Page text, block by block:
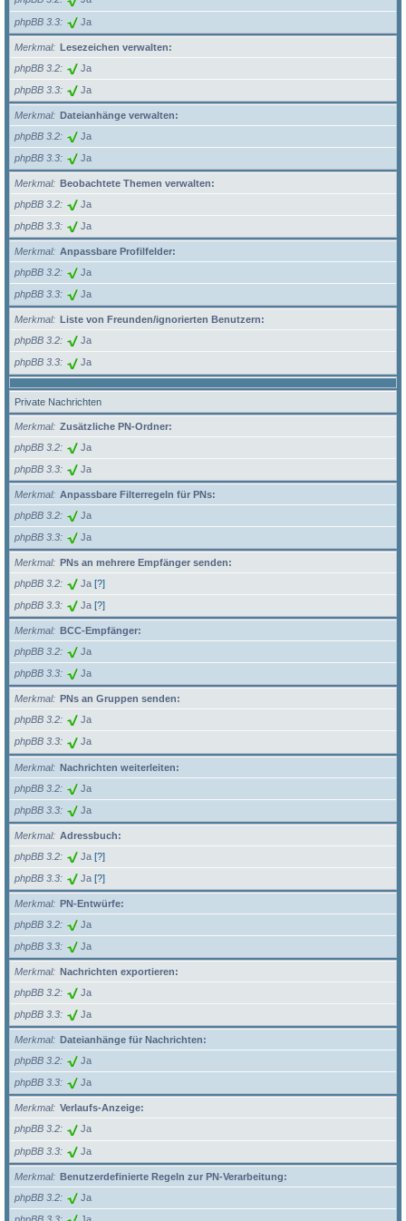
phpBB 3.3 Ja
Merkmal
Lesezeichen verwalten:
phpBB 3.2
Ja
phpBB 3.3 Ja
Merkmal
Dateianhänge verwalten:
phpBB 3.2
Ja
phpBB 3.3 Ja
Merkmal
Beobachtete Themen verwalten:
phpBB 3.2
Ja
phpBB 3.3 Ja
Merkmal
Anpassbare Profilfelder:
phpBB 3.2
Ja
phpBB 3.3 Ja
Merkmal
Liste von Freunden/ignorierten Benutzern:
phpBB 3.2
Ja
phpBB 3.3 Ja
Private Nachrichten
Merkmal
Zusätzliche PN-Ordner:
phpBB 3.2
Ja
phpBB 3.3 Ja
Merkmal
Anpassbare Filterregeln für PNs:
phpBB 3.2
Ja
phpBB 3.3 Ja
Merkmal
PNs an mehrere Empfänger senden:
phpBB 3.2
Ja [?]
phpBB 3.3 Ja [?]
Merkmal
BCC-Empfänger:
phpBB 3.2
Ja
phpBB 3.3 Ja
Merkmal
PNs an Gruppen senden:
phpBB 3.2
Ja
phpBB 3.3 Ja
Merkmal
Nachrichten weiterleiten:
phpBB 3.2
Ja
phpBB 3.3 Ja
Merkmal
Adressbuch:
phpBB 3.2
Ja [?]
phpBB 3.3 Ja [?]
Merkmal
PN-Entwürfe:
phpBB 3.2
Ja
phpBB 3.3 Ja
Merkmal
Nachrichten exportieren:
phpBB 3.2
Ja
phpBB 3.3 Ja
Merkmal
Dateianhänge für Nachrichten:
phpBB 3.2
Ja
phpBB 3.3 Ja
Merkmal
Verlaufs-Anzeige:
phpBB 3.2
Ja
phpBB 3.3 Ja
Merkmal
Benutzerdefinierte Regeln zur PN-Verarbeitung:
phpBB 3.2
Ja